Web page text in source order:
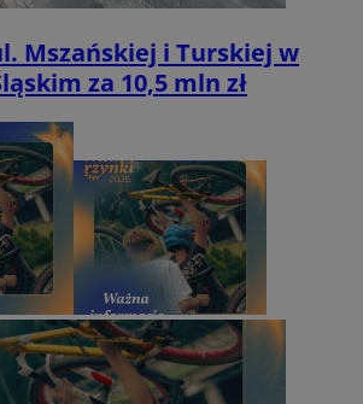
Mszańskiej i Turskiej w
za 10,5 mln zł